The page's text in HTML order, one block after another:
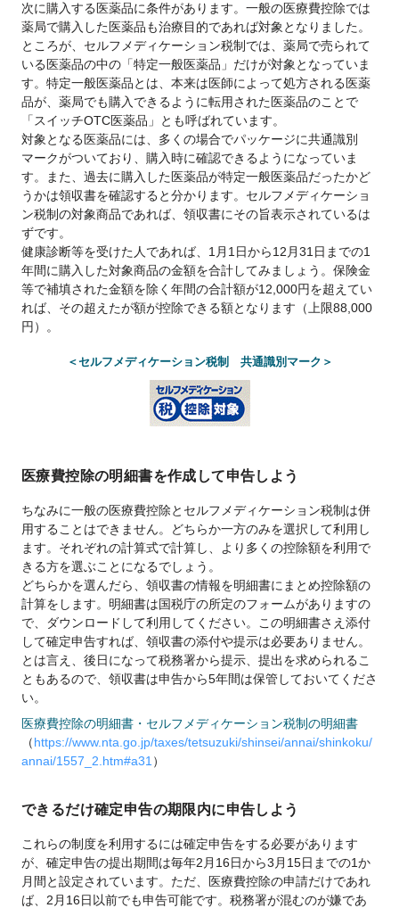
次に購入する医薬品に条件があります。一般の医療費控除では
薬局で購入した医薬品も治療目的であれば対象となりました。
ところが、セルフメディケーション税制では、薬局で売られて
いる医薬品の中の「特定一般医薬品」だけが対象となっていま
す。特定一般医薬品とは、本来は医師によって処方される医薬
品が、薬局でも購入できるように転用された医薬品のことで
「スイッチOTC医薬品」とも呼ばれています。
対象となる医薬品には、多くの場合でパッケージに共通識別
マークがついており、購入時に確認できるようになっていま
す。また、過去に購入した医薬品が特定一般医薬品だったかど
うかは領収書を確認すると分かります。セルフメディケーショ
ン税制の対象商品であれば、領収書にその旨表示されているは
ずです。
健康診断等を受けた人であれば、1月1日から12月31日までの1
年間に購入した対象商品の金額を合計してみましょう。保険金
等で補填された金額を除く年間の合計額が12,000円を超えてい
れば、その超えたが額が控除できる額となります（上限88,000
円）。
＜セルフメディケーション税制 共通識別マーク＞
医療費控除の明細書を作成して申告しよう
ちなみに一般の医療費控除とセルフメディケーション税制は併
用することはできません。どちらか一方のみを選択して利用し
ます。それぞれの計算式で計算し、より多くの控除額を利用で
きる方を選ぶことになるでしょう。
どちらかを選んだら、領収書の情報を明細書にまとめ控除額の
計算をします。明細書は国税庁の所定のフォームがありますの
で、ダウンロードして利用してください。この明細書さえ添付
して確定申告すれば、領収書の添付や提示は必要ありません。
とは言え、後日になって税務署から提示、提出を求められるこ
ともあるので、領収書は申告から5年間は保管しておいてくださ
い。
医療費控除の明細書・セルフメディケーション税制の明細書
（https://www.nta.go.jp/taxes/tetsuzuki/shinsei/annai/shinkoku/
annai/1557_2.htm#a31 ）
できるだけ確定申告の期限内に申告しよう
これらの制度を利用するには確定申告をする必要があります
が、確定申告の提出期間は毎年2月16日から3月15日までの1か
月間と設定されています。ただ、医療費控除の申請だけであれ
ば、2月16日以前でも申告可能です。税務署が混むのが嫌であ